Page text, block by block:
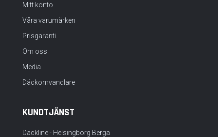
Mitt konto
Våra varumärken
Prisgaranti
Om oss
Media
Däckomvandlare
KUNDTJÄNST
Däckline - Helsingborg Berga